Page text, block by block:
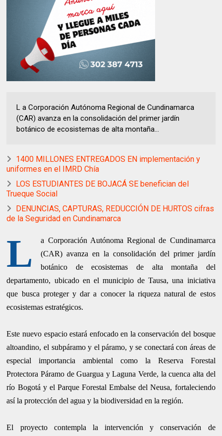
L a Corporación Autónoma Regional de Cundinamarca
(CAR) avanza en la consolidación del primer jardín
botánico de ecosistemas de alta montaña...
1400 MILLONES ENTREGADOS EN implementación y
uniformes en el IMRD Chía
LOS ESTUDIANTES DE BOJACÁ SE benefician del
Trueque Social
DENUNCIAS, CAPTURAS, REDUCCIÓN DE HURTOS cifras
de la Seguridad en Cundinamarca
L
a Corporación Autónoma Regional de Cundinamarca
(CAR) avanza en la consolidación del primer jardín
botánico de ecosistemas de alta montaña del
departamento, ubicado en el municipio de Tausa, una iniciativa
que busca proteger y dar a conocer la riqueza natural de estos
ecosistemas estratégicos.
Este nuevo espacio estará enfocado en la conservación del bosque
altoandino, el subpáramo y el páramo, y se conectará con áreas de
especial importancia ambiental como la Reserva Forestal
Protectora Páramo de Guargua y Laguna Verde, la cuenca alta del
río Bogotá y el Parque Forestal Embalse del Neusa, fortaleciendo
así la protección del agua y la biodiversidad en la región.
El proyecto contempla la intervención y conservación de